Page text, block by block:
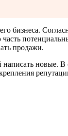
продажи.
новые. В